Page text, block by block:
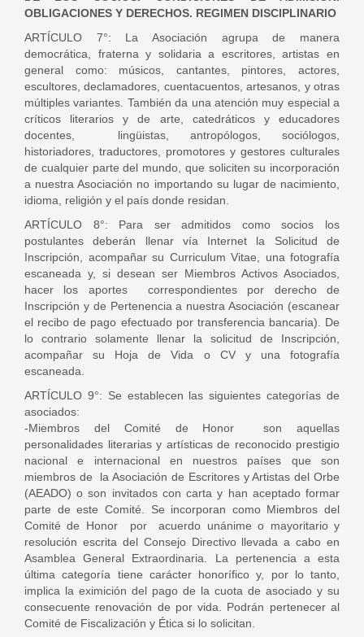
OBLIGACIONES Y DERECHOS. REGIMEN DISCIPLINARIO
ARTÍCULO 7°: La Asociación agrupa de manera
democrática, fraterna y solidaria a escritores, artistas en
general como: músicos, cantantes, pintores, actores,
escultores, declamadores, cuentacuentos, artesanos, y otras
múltiples variantes. También da una atención muy especial a
críticos literarios y de arte, catedráticos y educadores
docentes, lingüistas, antropólogos, sociólogos,
historiadores, traductores, promotores y gestores culturales
de cualquier parte del mundo, que soliciten su incorporación
a nuestra Asociación no importando su lugar de nacimiento,
idioma, religión y el país donde residan.
ARTÍCULO 8°: Para ser admitidos como socios los
postulantes deberán llenar vía Internet la Solicitud de
Inscripción, acompañar su Curriculum Vitae, una fotografía
escaneada y, si desean ser Miembros Activos Asociados,
hacer los aportes correspondientes por derecho de
Inscripción y de Pertenencia a nuestra Asociación (escanear
el recibo de pago efectuado por transferencia bancaria). De
lo contrario solamente llenar la solicitud de Inscripción,
acompañar su Hoja de Vida o CV y una fotografía
escaneada.
ARTÍCULO 9°: Se establecen las siguientes categorías de
asociados:
-Miembros del Comité de Honor son aquellas
personalidades literarias y artísticas de reconocido prestigio
nacional e internacional en nuestros países que son
miembros de la Asociación de Escritores y Artistas del Orbe
(AEADO) o son invitados con carta y han aceptado formar
parte de este Comité. Se incorporan como Miembros del
Comité de Honor por acuerdo unánime o mayoritario y
resolución escrita del Consejo Directivo llevada a cabo en
Asamblea General Extraordinaria. La pertenencia a esta
última categoría tiene carácter honorífico y, por lo tanto,
implica la eximición del pago de la cuota de asociado y su
consecuente renovación de por vida. Podrán pertenecer al
Comité de Fiscalización y Ética si lo solicitan.